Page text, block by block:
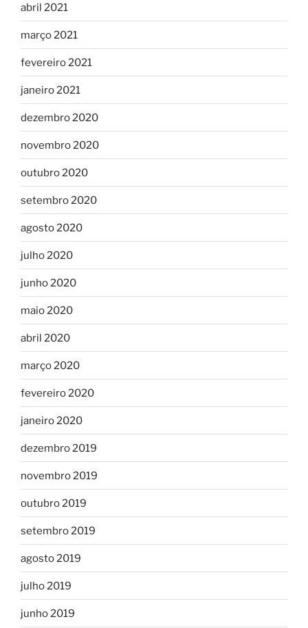
abril 2021
março 2021
fevereiro 2021
janeiro 2021
dezembro 2020
novembro 2020
outubro 2020
setembro 2020
agosto 2020
julho 2020
junho 2020
maio 2020
abril 2020
março 2020
fevereiro 2020
janeiro 2020
dezembro 2019
novembro 2019
outubro 2019
setembro 2019
agosto 2019
julho 2019
junho 2019